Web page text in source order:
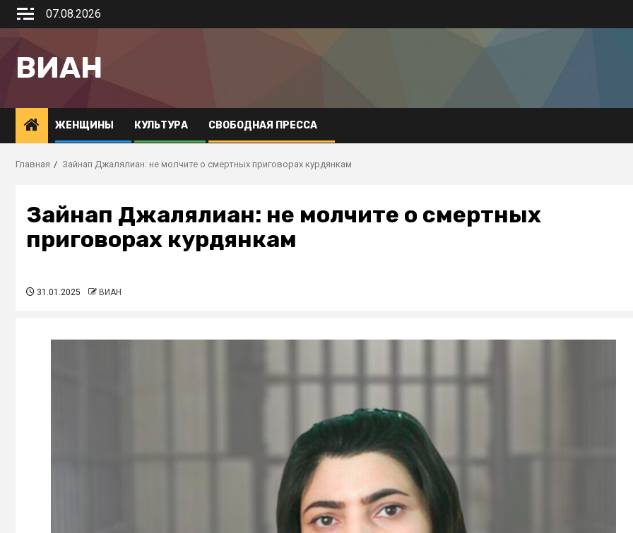
07.08.2026
ВИАН
ЖЕНЩИНЫ КУЛЬТУРА СВОБОДНАЯ ПРЕССА
Главная Зайнап Джалялиан: не молчите о смертных приговорах курдянкам
Зайнап Джалялиан: не молчите о смертных
приговорах курдянкам
31.01.2025 ВИАН